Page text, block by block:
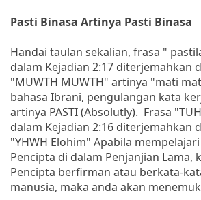
Pasti Binasa Artinya Pasti Binasa
Handai taulan sekalian, frasa "
dalam Kejadian 2:17 diterjemahkan
"MUWTH MUWTH" artinya "mati
bahasa Ibrani, pengulangan kata
artinya PASTI (Absolutly). Frasa
dalam Kejadian 2:16 diterjemahkan
"YHWH Elohim" Apabila
Pencipta di dalam Penjanjian Lama,
Pencipta berfirman atau berkata-
manusia, maka anda akan